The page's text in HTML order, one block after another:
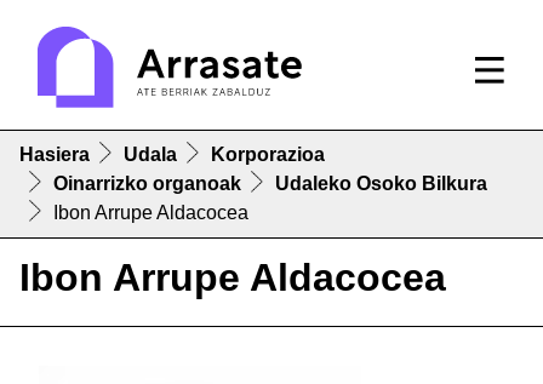
Hasiera Udala
Korporazioa
Oinarrizko organoak
Udaleko Osoko Bilkura
Ibon Arrupe Aldacocea
Ibon Arrupe Aldacocea